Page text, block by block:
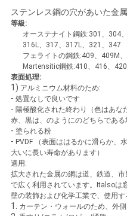
ステンレス鋼の穴があいた金
等級:
オーステナイト鋼鉄:301、304
316L、317、317L、321、347
フェライトの鋼鉄:409、409M
Martensitic鋼鉄:410、416、
表面処理:
1) アルミニウム材料のため:
- 処置なしで良いです
- 陽極酸化された終わり（色はあな
赤、黒は、のようにのどちらである
- 塗られる粉
- PVDF （表面ははるかに滑らか、
大いに長い寿命があります）
適用:
拡大された金属の網は道、鉄道、
で広く利用されています。Italsoは
壁の装飾および化学工業で、使用す
1. カーテン・ウォールのため、外